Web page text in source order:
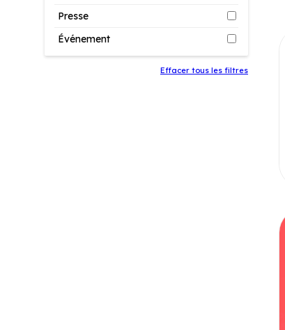
Presse
Événement
Effacer tous les filtres